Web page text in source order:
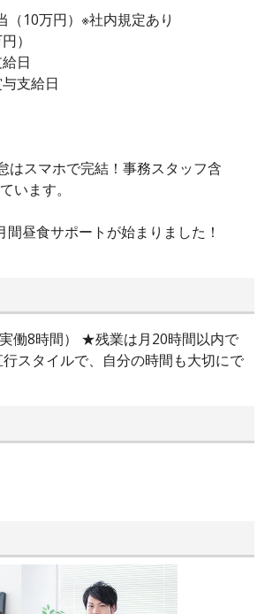
（10万円）※社内規定あり
）
日
支給日
はスマホで完結！事務スタッフ含
います。
間昼食サポートが始まりました！
働8時間） ★残業は月20時間以内で
スタイルで、自分の時間も大切にで